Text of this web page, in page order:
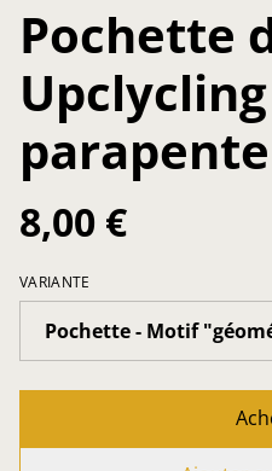
Pochette
parapente
8,00 €
VARIANTE